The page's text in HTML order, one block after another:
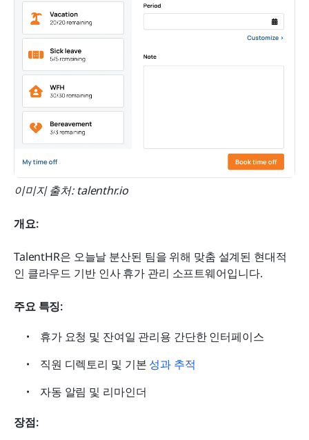
이미지 출처: talenthr.io
개요:
TalentHR은 오늘날 분산된 팀을 위해 맞춤 설계된 현대적
인 클라우드 기반 인사 휴가 관리 소프트웨어입니다.
주요 특징:
휴가 요청 및 잔여일 관리용 간단한 인터페이스
직원 디렉토리 및 기본 성과 추적
자동 알림 및 리마인더
장점: